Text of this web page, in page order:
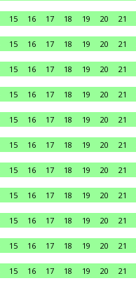
15 16 17 18 19 20 21
15 16 17 18 19 20 21
15 16 17 18 19 20 21
15 16 17 18 19 20 21
15 16 17 18 19 20 21
15 16 17 18 19 20 21
15 16 17 18 19 20 21
15 16 17 18 19 20 21
15 16 17 18 19 20 21
15 16 17 18 19 20 21
15 16 17 18 19 20 21